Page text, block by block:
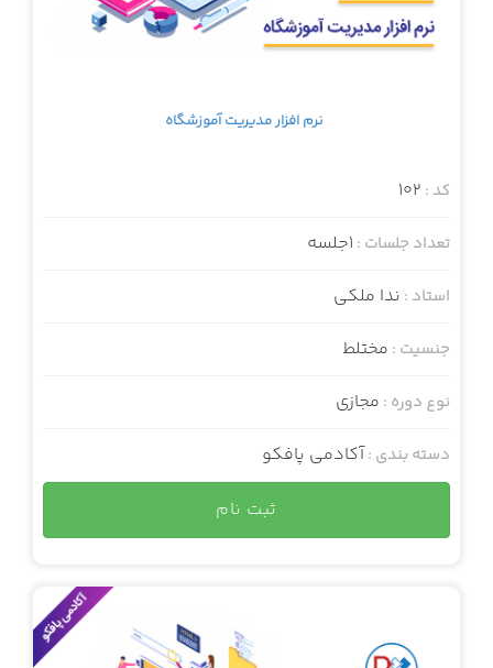
نرم افزار مدیریت آموزشگاه
کد : 102
تعداد جلسات : 1جلسه
استاد : ندا ملکی
جنسیت : مختلط
نوع دوره : مجازی
دسته بندی :آکادمی پافکو
ثبت نام